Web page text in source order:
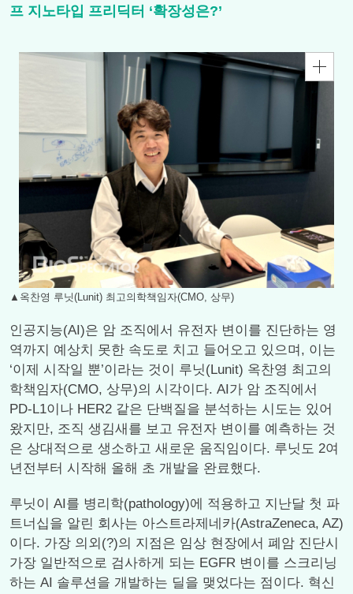
프 지노타입 프리딕터 ‘확장성은?’
▲옥찬영 루닛(Lunit) 최고의학책임자(CMO, 상무)
인공지능(AI)은 암 조직에서 유전자 변이를 진단하는 영
역까지 예상치 못한 속도로 치고 들어오고 있으며, 이는
‘이제 시작일 뿐’이라는 것이 루닛(Lunit) 옥찬영 최고의
학책임자(CMO, 상무)의 시각이다. AI가 암 조직에서
PD-L1이나 HER2 같은 단백질을 분석하는 시도는 있어
왔지만, 조직 생김새를 보고 유전자 변이를 예측하는 것
은 상대적으로 생소하고 새로운 움직임이다. 루닛도 2여
년전부터 시작해 올해 초 개발을 완료했다.
루닛이 AI를 병리학(pathology)에 적용하고 지난달 첫 파
트너십을 알린 회사는 아스트라제네카(AstraZeneca, AZ)
이다. 가장 의외(?)의 지점은 임상 현장에서 폐암 진단시
가장 일반적으로 검사하게 되는 EGFR 변이를 스크리닝
하는 AI 솔루션을 개발하는 딜을 맺었다는 점이다. 혁신